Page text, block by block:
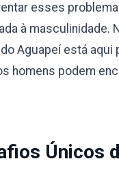
esses
à masculinidade.
Aguapeí está
homens podem
Únicos